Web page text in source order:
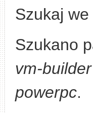
Szukaj we
Szukano
vm-builder
powerpc.